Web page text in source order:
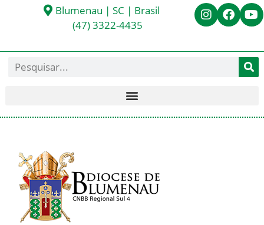
Blumenau | SC | Brasil
(47) 3322-4435